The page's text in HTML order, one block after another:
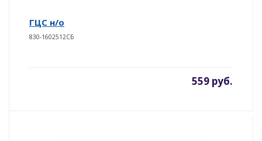
ГЦС н/о
830-1602512СБ
559 руб.